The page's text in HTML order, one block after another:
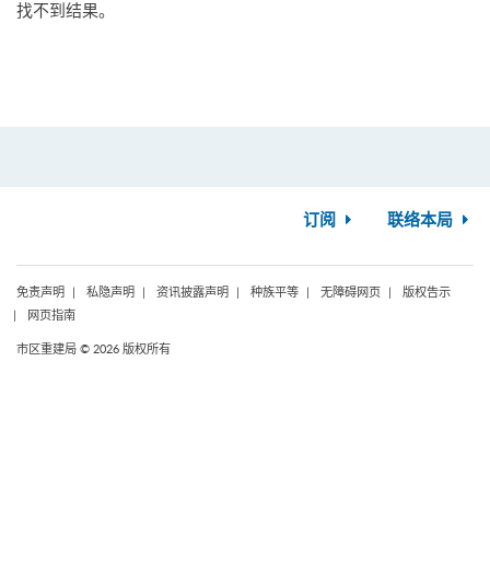
找不到结果。
订阅 联络本局
免责声明 私隐声明 资讯披露声明 种族平等 无障碍网页
版权告示
网页指南
市区重建局 © 2026 版权所有